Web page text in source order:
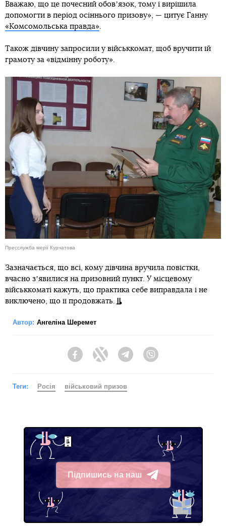
Вважаю, що це почесний обовʼязок, тому і вирішила
допомогти в період осіннього призову», — цитує Ганну
«Комсомольська правда».
Також дівчину запросили у військкомат, щоб вручити їй
грамоту за «відмінну роботу».
Пресслужба мерії Курчатова
Зазначається, що всі, кому дівчина вручила повістки,
вчасно зʼявилися на призовний пункт. У місцевому
військкоматі кажуть, що практика себе виправдала і не
виключено, що її продовжать.
Автор: Ангеліна Шеремет
FacebookTwitter Telegram
Теги: Росія військовий призов
Підпишись на наш
Telegram